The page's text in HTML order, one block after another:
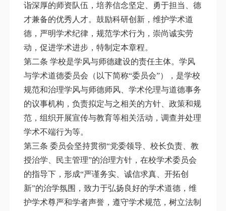
诣深厚的师资队伍，培养信念坚定、勇于担当、德
才兼备的优秀人才。鼓励科研创新，维护学术道
德，严明学术纪律，规范学术行为，崇尚诚实劳
动，促进学术进步，特制定本章程。
第二条 学校是学风与师德建设的责任主体。学风
与学术道德委员会（以下简称“委员会”），是学校
规范和治理学风与师德师风、学术伦理与道德事务
的议事机构，负责拟定与之相关的方针、政策和规
范，组织开展宣传与教育等相关活动，调查并处理
学术不端行为等。
第三条 委员会坚持贯彻“党委领导、校长负责、教
授治学、民主管理”的治理方针，在校学术委员会
的指导下，形成“严谨务实、诚信求真、开拓创
新”的治学氛围，致力于弘扬良好的学术道德，维
护学术尊严和学者声誉，遵守学术规范，树立法制